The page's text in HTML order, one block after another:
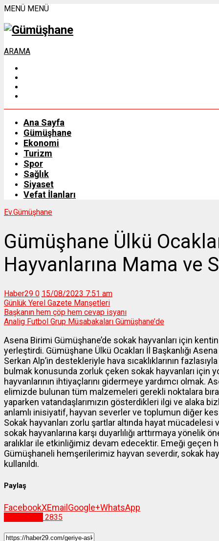
MENÜ MENÜ
ARAMA
Ana Sayfa
Gümüşhane
Ekonomi
Turizm
Spor
Sağlık
Siyaset
Vefat İlanları
Ev.Gümüşhane
Gümüşhane Ülkü
Hayvanlarına Mama ve
Haber29 0 15/08/2023 7:51 am
Günlük Yerel Gazete Manşetleri
Başkanın hem çöp hem cevap isyanı
Analig Futbol Grup Müsabakaları Gümüşhane’de
Asena Birimi Gümüşhane’de sokak hayvanları için
yerleştirdi. Gümüşhane Ülkü Ocakları İl Başkanlığı
Serkan Alp’in destekleriyle hava sıcaklıklarının
bulmak konusunda zorluk çeken sokak hayvanları için
hayvanlarının ihtiyaçlarını gidermeye yardımcı olmak.
elimizde bulunan tüm malzemeleri gerekli noktalara
yaparken vatandaşlarımızın gösterdikleri ilgi ve alaka
anlamlı inisiyatif, hayvan severler ve toplumun diğer
Sokak hayvanları zorlu şartlar altında hayat
sokak hayvanlarına karşı duyarlılığı arttırmaya yönelik
aralıklar ile etkinliğimiz devam edecektir. Emeği geçen
Gümüşhaneli hemşerilerimiz hayvan severdir, sokak
kullanıldı.
Paylaş
FacebookXEmail Google+WhatsApp
2835